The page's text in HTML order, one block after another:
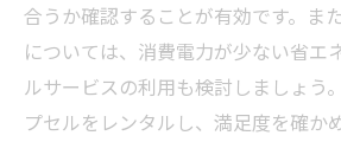
合うか確認することが有効です。ま
については、消費電力が少ない省エ
ルサービスの利用も検討しましょう
プセルをレンタルし、満足度を確か